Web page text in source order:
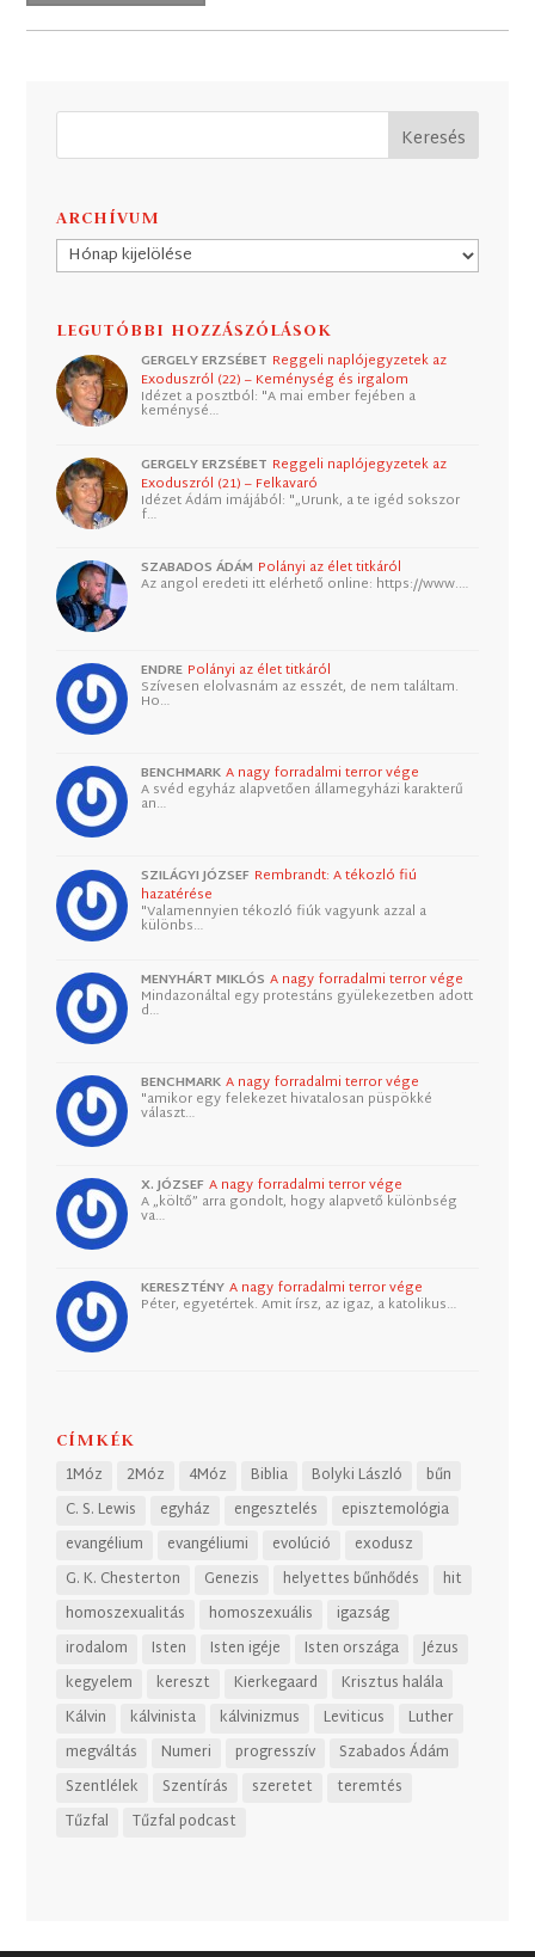
ARCHÍVUM
Archívum
LEGUTÓBBI HOZZÁSZÓLÁSOK
GERGELY ERZSÉBET Reggeli naplójegyzetek az
Exoduszról (22) – Keménység és irgalom
Idézet a posztból: "A mai ember fejében a
keménysé…
GERGELY ERZSÉBET Reggeli naplójegyzetek az
Exoduszról (21) – Felkavaró
Idézet Ádám imájából: "„Urunk, a te igéd sokszor
f…
SZABADOS ÁDÁM Polányi az élet titkáról
Az angol eredeti itt elérhető online: https://www.…
ENDRE Polányi az élet titkáról
Szívesen elolvasnám az esszét, de nem találtam.
Ho…
BENCHMARK A nagy forradalmi terror vége
A svéd egyház alapvetően államegyházi karakterű
an…
SZILÁGYI JÓZSEF Rembrandt: A tékozló fiú
hazatérése
"Valamennyien tékozló fiúk vagyunk azzal a
különbs…
MENYHÁRT MIKLÓS A nagy forradalmi terror vége
Mindazonáltal egy protestáns gyülekezetben adott
d…
BENCHMARK A nagy forradalmi terror vége
"amikor egy felekezet hivatalosan püspökké
választ…
X. JÓZSEF A nagy forradalmi terror vége
A „költő” arra gondolt, hogy alapvető különbség
va…
KERESZTÉNY A nagy forradalmi terror vége
Péter, egyetértek. Amit írsz, az igaz, a katolikus…
CÍMKÉK
1Móz 2Móz 4Móz Biblia Bolyki László
bűn
C. S. Lewis
egyház engesztelés
episztemológia
evangélium
evangéliumi evolúció
exodusz
G. K. Chesterton
Genezis helyettes bűnhődés
hit
homoszexualitás
homoszexuális
igazság
irodalom
Isten Isten igéje Isten országa
Jézus
kegyelem
kereszt Kierkegaard
Krisztus halála
Kálvin
kálvinista kálvinizmus Leviticus
Luther
megváltás
Numeri progresszív
Szabados Ádám
Szentlélek
Szentírás szeretet
teremtés
Tűzfal
Tűzfal podcast